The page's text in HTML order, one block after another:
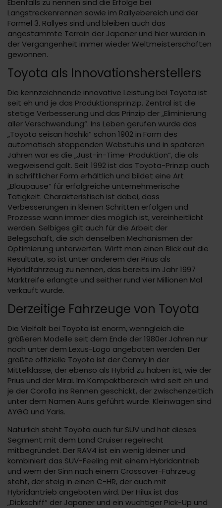
Langstreckenrennen sowie im Rallyebereich und der
Formel 3. Rallyes sind und bleiben auch das
angestammte Terrain der Japaner und hier wurden in
der Vergangenheit immer wieder Weltmeisterschaften
gewonnen.
Toyota als Innovationsherstellers
Die kennzeichnende innovative Leistung bei Toyota ist
seit eh und je das Produktionsprinzip. Zentral ist die
stetige Verbesserung und das Prinzip der „Eliminierung
aller Verschwendung“. Ins Leben gerufen wurde das
„Toyota seisan hōshiki“ schon 1902 in Form des
automatisch stoppenden Webstuhls und in späteren
Jahren war es die „Just-in-Time-Produktion“, die als
wegweisend galt. Seit 1992 ist das Toyota-Prinzip auch
in schriftlicher Form erhältlich und bildet eine Art
„Blaupause“ für erfolgreiche unternehmerische
Tätigkeit. Charakteristisch ist dabei, dass
Verbesserungen in kleinen Schritten erfolgen und
Prozesse wann immer dies möglich ist, vereinheitlicht
werden. Selbiges gilt auch für die Arbeit der
Belegschaft, die sich denselben Mechanismen der
Optimierung unterwerfen. Wirft man einen Blick auf die
Resultate, so ist unter anderem der Prius als
Hybridfahrzeug zu nennen, das bereits im Jahr 1997
Marktreife erlangte und seither rund vier Millionen Mal
verkauft wurde.
Derzeitige Fahrzeuge von Toyota
Die Vielfalt bei Toyota ist enorm, wenngleich die
größeren Modelle seit dem Ende der 1980er Jahren nur
noch unter dem Lexus-Logo angeboten werden. Der
größte offizielle Toyota ist der Camry in der
Mittelklasse, der ebenso als Hybrid zu haben ist, wie der
Prius und der Mirai. Im Kompaktbereich wird seit eh und
je der Corolla ins Rennen geschickt, der zwischenzeitlich
unter dem Namen Auris geführt wurde. Kleinwagen sind
AYGO und Yaris.
Natürlich steht Toyota auch für SUV und hat dieses
Segment mit dem Land Cruiser regelrecht
mitbegründet. Der RAV4 ist ein wenig kleiner und
kombiniert das SUV-Feeling mit einem Hybridantrieb
und wem der Sinn nach einem Crossover-Fahrzeug
steht, der steig in einen C-HR, der auch mit
Hybridantrieb angeboten wird. Der Hilux ist das
„Dickschiff“ der Japaner und ein wuchtiger Pick-Up und